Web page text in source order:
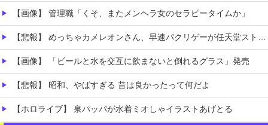
【画像】 管理職「くそ、またメンヘラ女のセラピータイムか」
【悲報】 めっちゃカメレオンさん、早速パクリゲーが任天堂ストアに登場してしまう……
【画像】 「ビールと水を交互に飲まないと倒れるグラス」発売
【悲報】 昭和、やばすぎる 昔は良かったって何だよ
【ホロライブ】 泉パッパが水着ミオしゃイラストあげとる